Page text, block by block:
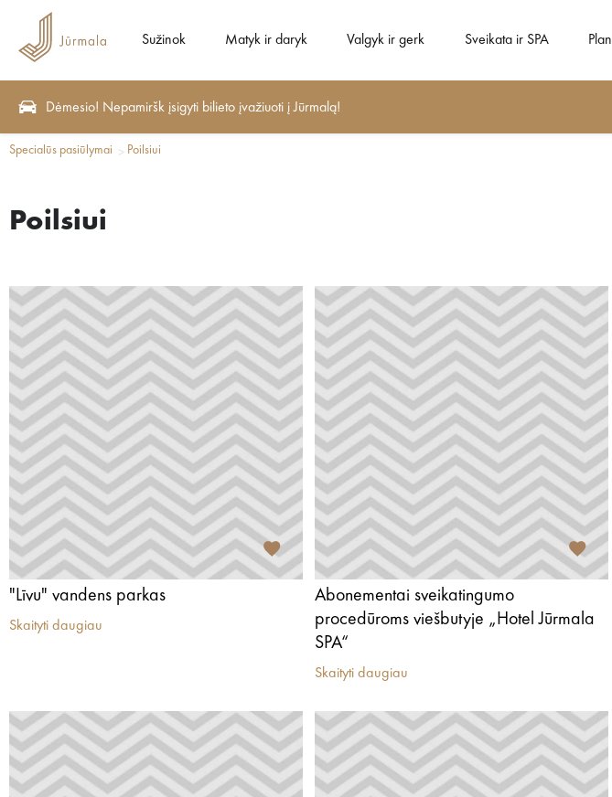
Sužinok Matyk ir daryk Valgyk ir gerk Sveikata ir SPA
Dėmesio! Nepamiršk įsigyti bilieto įvažiuoti į Jūrmalą!
Specialūs pasiūlymai Poilsiui
Poilsiui
"Līvu" vandens parkas
Skaityti daugiau
Abonementai sveikatingumo
procedūroms viešbutyje „Hotel Jūrmala
SPA“
Skaityti daugiau